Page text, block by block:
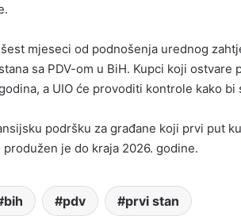
mjeseci od podnošenja urednog
sa PDV-om u BiH. Kupci koji ostvare
a UIO će provoditi kontrole kako
podršku za građane koji prvi put
je do kraja 2026. godine.
bih pdv prvi stan